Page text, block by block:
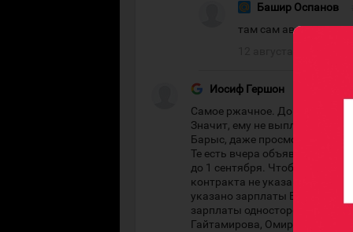
Башир Оспанов
там сам автор
Иосиф Гершон
Самое ржачное. До сих пор на
Значит, ему не выплатили
Барыс, даже просмотровый))).
Те есть вчера объявили и
до 1 сентября. Чтобы это
контракта не указано))).
указано зарплаты Бояркина,
зарплаты односторонних
Гайтамирова, Омирбекова,